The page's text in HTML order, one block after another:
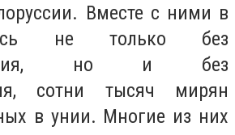
Вместе с ними в
не только без
но и без
сотни тысяч мирян
в унии. Многие из них